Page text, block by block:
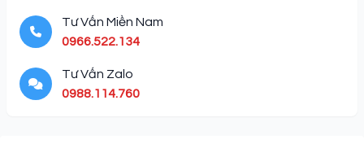
Tư Vấn Miền Nam
0966.522.134
Tư Vấn Zalo
0988.114.760